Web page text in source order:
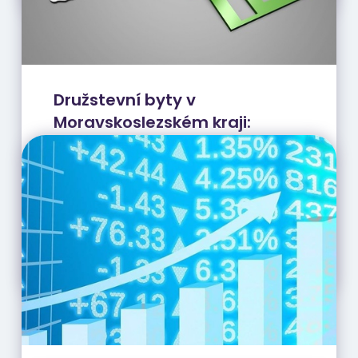
Družstevní byty v
Moravskoslezském kraji:
skvělá investiční příležitost s
nízkou cenou a vysokým
výnosem aneb skrytý poklad
pro investory
CELÝ ČLÁNEK